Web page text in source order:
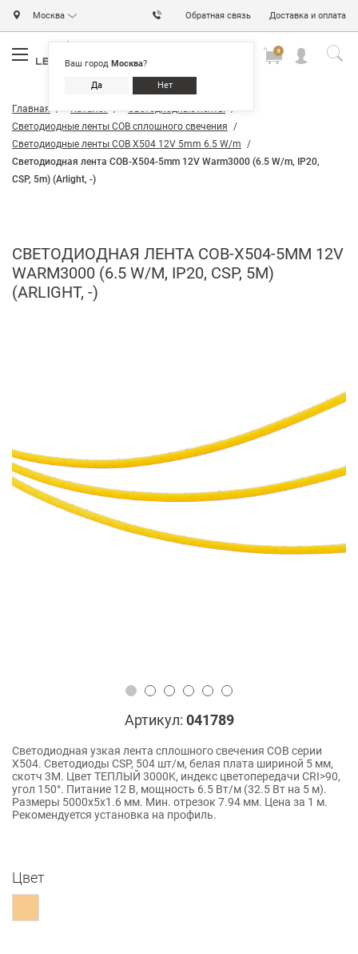
Москва
Ваш город Москва?
Да Нет
Обратная связь Доставка и оплата
0
Главная Каталог
Светодиодные ленты
Светодиодные ленты COB сплошного свечения
Светодиодные ленты COB X504 12V 5mm 6.5 W/m
Светодиодная лента COB-X504-5mm 12V Warm3000 (6.5 W/m, IP20,
CSP, 5m) (Arlight, -)
СВЕТОДИОДНАЯ ЛЕНТА COB-X504-5MM 12V
WARM3000 (6.5 W/M, IP20, CSP, 5M)
(ARLIGHT, -)
Артикул: 041789
Светодиодная узкая лента сплошного свечения COB серии
X504. Светодиоды CSP, 504 шт/м, белая плата шириной 5 мм,
скотч 3M. Цвет ТЕПЛЫЙ 3000K, индекс цветопередачи CRI>90,
угол 150°. Питание 12 В, мощность 6.5 Вт/м (32.5 Вт на 5 м).
Размеры 5000х5х1.6 мм. Мин. отрезок 7.94 мм. Цена за 1 м.
Рекомендуется установка на профиль.
Цвет